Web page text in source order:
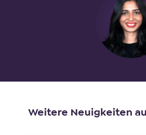
Weitere Neuigkeiten